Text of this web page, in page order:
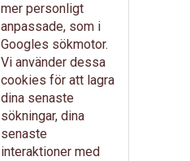
mer personligt
anpassade, som i
Googles sökmotor.
Vi använder dessa
cookies för att lagra
dina senaste
sökningar, dina
senaste
interaktioner med